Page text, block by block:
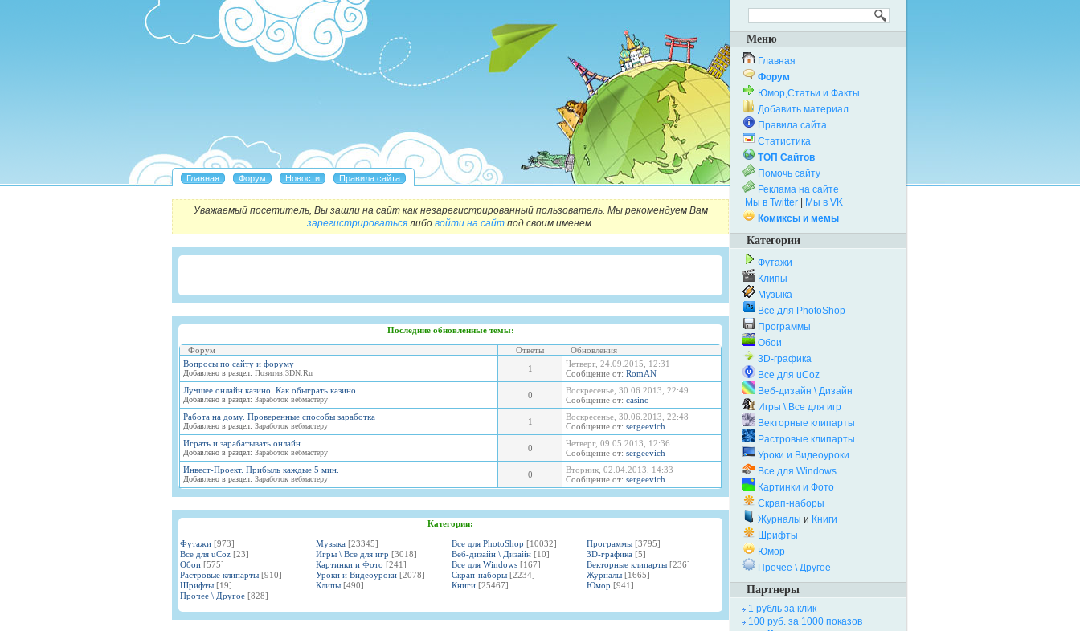
Уважаемый посетитель, Вы зашли на сайт как незарегистрированный пользователь. Мы рекомендуем Вам
зарегистрироватьсялибо войти на сайт под своим именем.
Последние обновленные темы:
Форум Ответы
Обновления
Вопросы по сайту и форуму
Добавлено в раздел: Позитив.3DN.Ru 1
Четверг, 24.09.2015, 12:31
Сообщение от: RomAN
Лучшее онлайн казино. Как обыграть казино
Добавлено в раздел: Заработок вебмастеру 0
Воскресенье, 30.06.2013, 22:49
Сообщение от: casino
Работа на дому. Проверенные способы заработка
Добавлено в раздел: Заработок вебмастеру 1
Воскресенье, 30.06.2013, 22:48
Сообщение от: sergeevich
Играть и зарабатывать онлайн
Добавлено в раздел: Заработок вебмастеру 0
Четверг, 09.05.2013, 12:36
Сообщение от: sergeevich
Инвест-Проект. Прибыль каждые 5 мин.
Добавлено в раздел: Заработок вебмастеру 0
Вторник, 02.04.2013, 14:33
Сообщение от: sergeevich
Категории:
Футажи [973] Музыка [23345] Все для PhotoShop [10032] Программы [3795]
Все для uCoz [23] Игры \ Все для игр [3018] Веб-дизайн \ Дизайн [10] 3D-графика [5]
Обои [575] Картинки и Фото [241] Все для Windows [167] Векторные клипарты [236]
Растровые клипарты [910] Уроки и Видеоуроки [2078] Скрап-наборы [2234] Журналы [1665]
Шрифты [19] Клипы [490] Книги [25467] Юмор [941]
Прочее \ Другое [828]
Меню
Главная
Форум
Юмор,Статьи и Факты
Добавить материал
Правила сайта
Статистика
ТОП Сайтов
Помочь сайту
Реклама на сайте
Мы в Twitter
Мы в VK
Комиксы и мемы
Категории
Футажи
Клипы
Музыка
Все для PhotoShop
Программы
Обои
3D-графика
Все для uCoz
Веб-дизайн \ Дизайн
Игры \ Все для игр
Векторные клипарты
Растровые клипарты
Уроки и Видеоуроки
Все для Windows
Картинки и Фото
Скрап-наборы
Журналы и Книги
Шрифты
Юмор
Прочее \ Другое
Партнеры
1 рубль за клик
100 руб. за 1000 показов